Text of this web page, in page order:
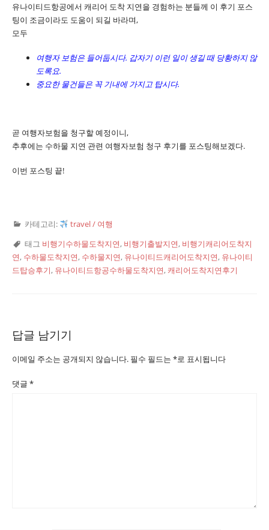
유나이티드항공에서 캐리어 도착 지연을 경험하는 분들께 이 후기 포스
팅이 조금이라도 도움이 되길 바라며,
모두
여행자 보험은 들어둡시다. 갑자기 이런 일이 생길 때 당황하지 않
도록요.
중요한 물건들은 꼭 기내에 가지고 탑시다.
곧 여행자보험을 청구할 예정이니,
추후에는 수하물 지연 관련 여행자보험 청구 후기를 포스팅해보겠다.
이번 포스팅 끝!
카테고리:
travel / 여행
태그 비행기수하물도착지연, 비행기출발지연, 비행기캐리어도착지
연, 수하물도착지연, 수하물지연, 유나이티드캐리어도착지연, 유나이티
드탑승후기, 유나이티드항공수하물도착지연, 캐리어도착지연후기
답글 남기기
이메일 주소는 공개되지 않습니다. 필수 필드는 *로 표시됩니다
댓글 *